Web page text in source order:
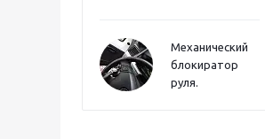
Механический
блокиратор
руля.